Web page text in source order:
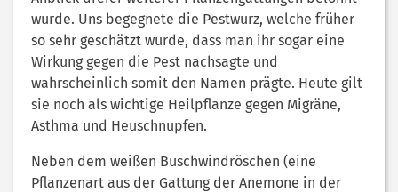
wurde. Uns begegnete die Pestwurz, welche früher
so sehr geschätzt wurde, dass man ihr sogar eine
Wirkung gegen die Pest nachsagte und
wahrscheinlich somit den Namen prägte. Heute gilt
sie noch als wichtige Heilpflanze gegen Migräne,
Asthma und Heuschnupfen.
Neben dem weißen Buschwindröschen (eine
Pflanzenart aus der Gattung der Anemone in der